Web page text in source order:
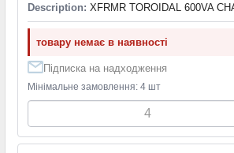
Description: XFRMR TOROIDAL 600VA
товару немає в наявності
Підписка на надходження
Мінімальне замовлення: 4 шт